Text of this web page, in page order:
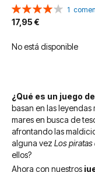
Valoración:
80%
1
17,95 €
No está disponible
¿Qué es un juego
basan en las leyendas
mares en busca de
afrontando las
alguna vez Los
ellos?
Ahora con nuestros